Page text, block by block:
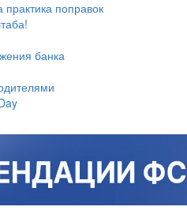
поправок
банка